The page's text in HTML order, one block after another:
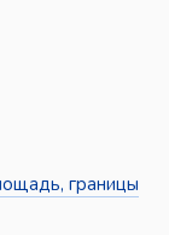
границы